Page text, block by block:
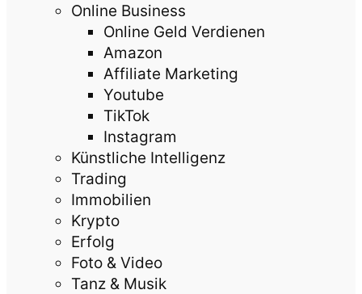
Online Business
Online Geld Verdienen
Amazon
Affiliate Marketing
Youtube
TikTok
Instagram
Künstliche Intelligenz
Trading
Immobilien
Krypto
Erfolg
Foto & Video
Tanz & Musik